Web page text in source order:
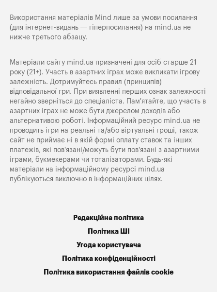
Використання матеріалів Mind лише за умови посилання
(для інтернет-видань — гіперпосилання) на mind.ua не
нижче третього абзацу.
Матеріали сайту mind.ua призначені для осіб старше 21
року (21+). Участь в азартних іграх може викликати ігрову
залежність. Дотримуйтесь правил (принципів)
відповідальної гри. При виявленні перших ознак залежності
негайно зверніться до спеціаліста. Пам'ятайте, що участь в
азартних іграх не може бути джерелом доходів або
альтернативою роботі. Інформаційний ресурс mind.ua не
проводить ігри на реальні та/або віртуальні гроші, також
сайт не приймає ні в якій формі оплату ставок та інших
платежів, які пов’язані/можуть бути пов’язані з азартними
іграми, букмекерами чи тоталізаторами. Будь-які
матеріали на інформаційному ресурсі mind.ua
публікуються виключно в інформаційних цілях.
Редакційна політика
Політика ШІ
Угода користувача
Політика конфіденційності
Політика використання файлів cookie